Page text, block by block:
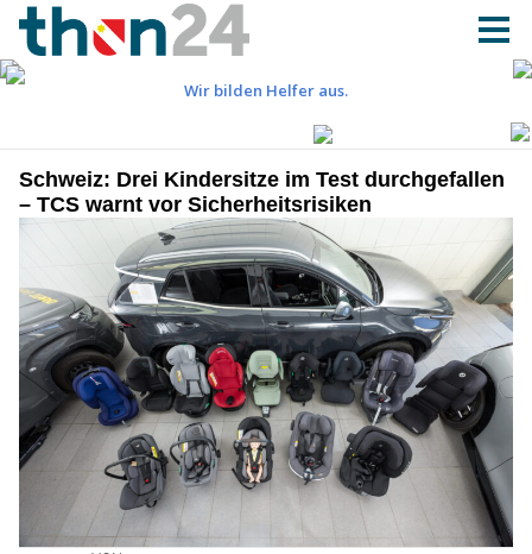
Schweiz: Drei Kindersitze im Test durchgefallen
– TCS warnt vor Sicherheitsrisiken